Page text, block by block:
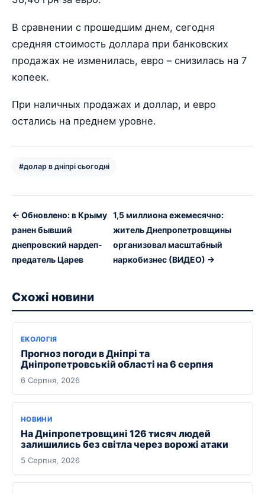
В сравнении с прошедшим днем, сегодня
средняя стоимость доллара при банковских
продажах не изменилась, евро – снизилась на 7
копеек.
При наличных продажах и доллар, и евро
остались на преднем уровне.
#долар в дніпрі сьогодні
← Обновлено: в Крыму
ранен бывший
днепровский нардеп-
предатель Царев
1,5 миллиона ежемесячно:
житель Днепропетровщины
организовал масштабный
наркобизнес (ВИДЕО) →
Схожі новини
ЕКОЛОГІЯ
Прогноз погоди в Дніпрі та
Дніпропетровській області на 6 серпня
6 Серпня, 2026
НОВИНИ
На Дніпропетровщині 126 тисяч людей
залишились без світла через ворожі атаки
5 Серпня, 2026